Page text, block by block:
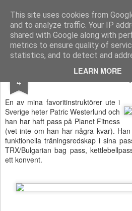
This site uses cookies from
and to analyze traffic. Your IP
shared with Google along with
metrics to ensure quality of
statistics, and to detect and
LEARN MORE
Pages
4
En av mina favoritinstruktörer ute i
Sverige heter Patric Westerlund och
han har haft pass på Planet Fitness
(vet inte om han har några kvar).
funktionella träningsredskap i sina
TRX/Bulgarian bag pass,
ett konvent.